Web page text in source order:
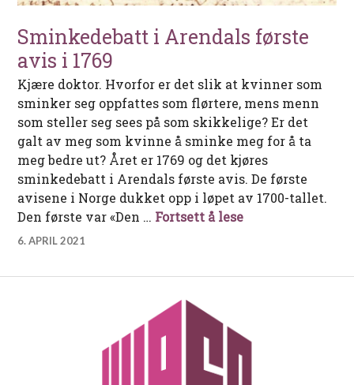
Sminkedebatt i Arendals første
avis i 1769
Kjære doktor. Hvorfor er det slik at kvinner som
sminker seg oppfattes som flørtere, mens menn
som steller seg sees på som skikkelige? Er det
galt av meg som kvinne å sminke meg for å ta
meg bedre ut? Året er 1769 og det kjøres
sminkedebatt i Arendals første avis. De første
avisene i Norge dukket opp i løpet av 1700-tallet.
Den første var «Den … Fortsett å leseSminkedebatt i
6. APRIL 2021